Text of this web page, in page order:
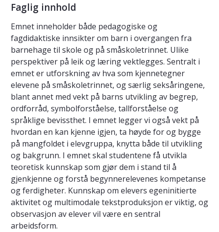
Faglig innhold
Emnet inneholder både pedagogiske og
fagdidaktiske innsikter om barn i overgangen fra
barnehage til skole og på småskoletrinnet. Ulike
perspektiver på leik og læring vektlegges. Sentralt i
emnet er utforskning av hva som kjennetegner
elevene på småskoletrinnet, og særlig seksåringene,
blant annet med vekt på barns utvikling av begrep,
ordforråd, symbolforståelse, tallforståelse og
språklige bevissthet. I emnet legger vi også vekt på
hvordan en kan kjenne igjen, ta høyde for og bygge
på mangfoldet i elevgruppa, knytta både til utvikling
og bakgrunn. I emnet skal studentene få utvikla
teoretisk kunnskap som gjør dem i stand til å
gjenkjenne og forstå begynnerelevenes kompetanse
og ferdigheter. Kunnskap om elevers egeninitierte
aktivitet og multimodale tekstproduksjon er viktig, og
observasjon av elever vil være en sentral
arbeidsform.